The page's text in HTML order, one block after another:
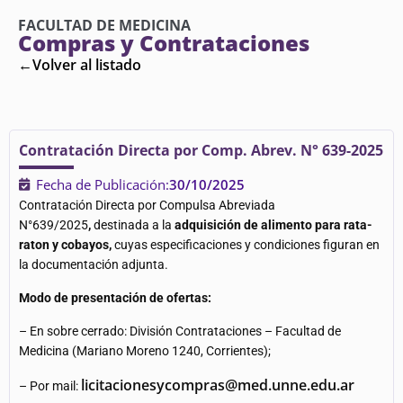
FACULTAD DE MEDICINA
Compras y Contrataciones
←Volver al listado
Contratación Directa por Comp. Abrev. N° 639-2025
Fecha de Publicación:30/10/2025
Contratación Directa por Compulsa Abreviada
N°639/2025,destinada a la adquisición de alimento para rata-
raton y cobayos,cuyas especificaciones y condiciones figuran en
la documentación adjunta.
Modo de presentación de ofertas:
– En sobre cerrado: División Contrataciones – Facultad de
Medicina (Mariano Moreno 1240, Corrientes);
– Por mail: licitacionesycompras@med.unne.edu.ar